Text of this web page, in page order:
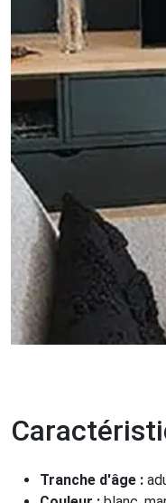
Tranche d'âge :